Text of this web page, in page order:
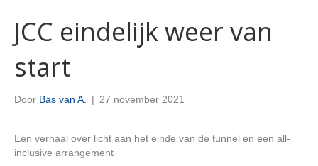
JCC eindelijk weer van
start
Door Bas van A. | 27 november 2021
Een verhaal over licht aan het einde van de tunnel en een all-
inclusive arrangement